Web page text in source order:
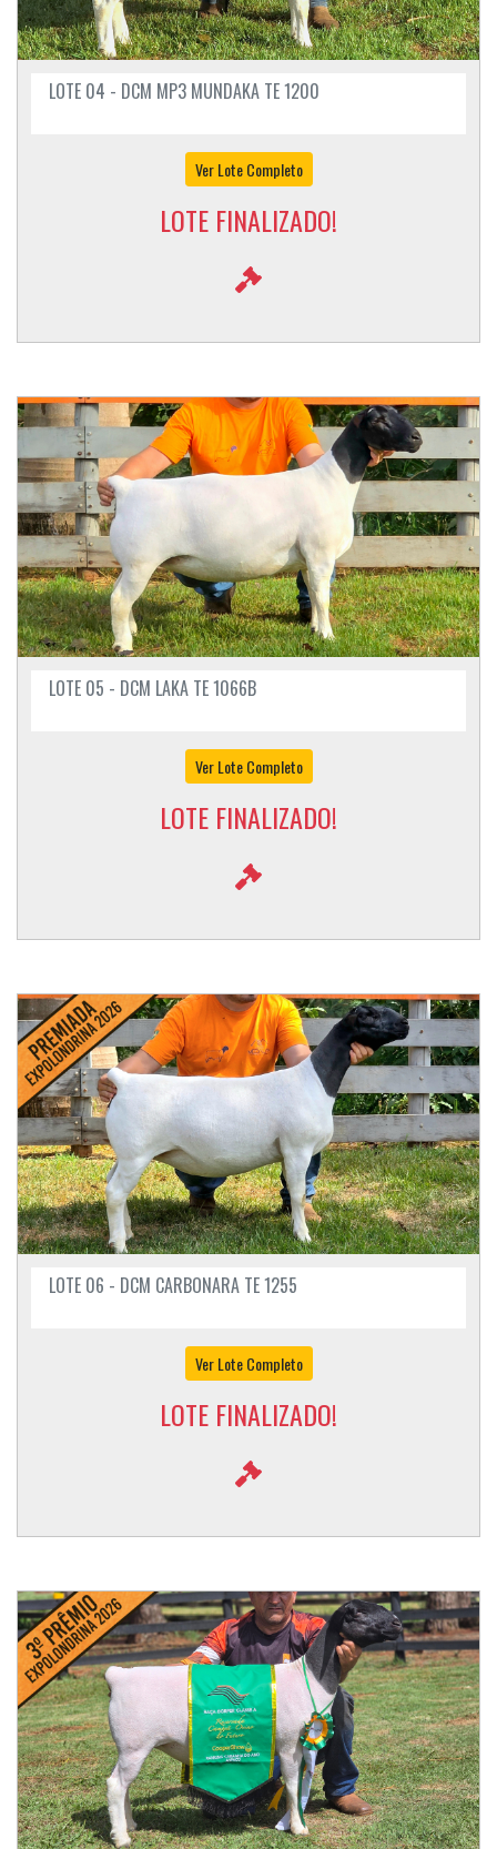
LOTE 04 - DCM MP3 MUNDAKA TE 1200
Ver Lote Completo
LOTE FINALIZADO!
LOTE 05 - DCM LAKA TE 1066B
Ver Lote Completo
LOTE FINALIZADO!
LOTE 06 - DCM CARBONARA TE 1255
Ver Lote Completo
LOTE FINALIZADO!